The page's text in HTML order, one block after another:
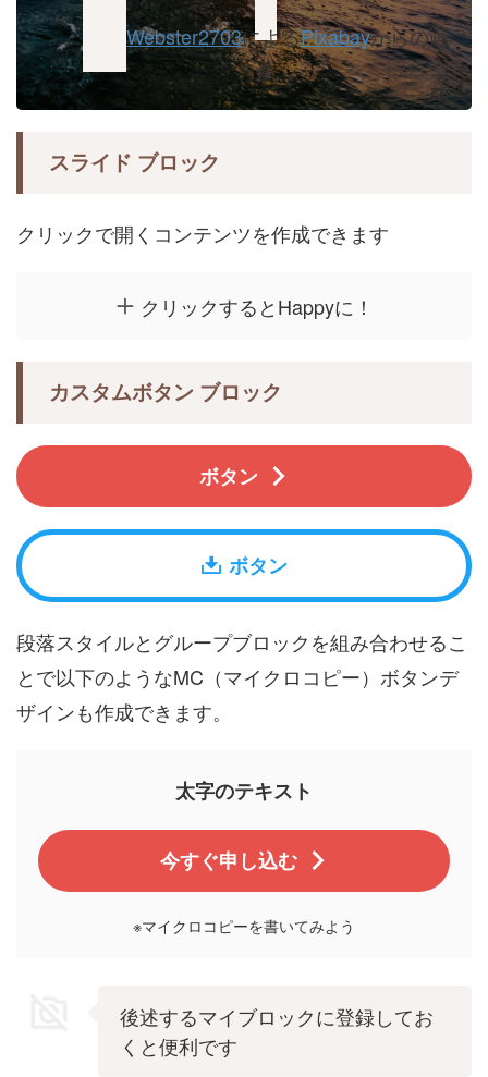
Webster2703によるPixabayからの画
像
スライド ブロック
クリックで開くコンテンツを作成できます
クリックするとHappyに！
カスタムボタン ブロック
ボタン
ボタン
段落スタイルとグループブロックを組み合わせるこ
とで以下のようなMC（マイクロコピー）ボタンデ
ザインも作成できます。
太字のテキスト
今すぐ申し込む
※マイクロコピーを書いてみよう
後述するマイブロックに登録してお
くと便利です